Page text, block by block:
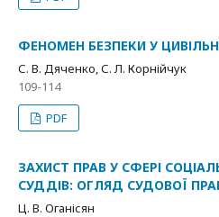
ФЕНОМЕН БЕЗПЕКИ У
С. B. Дяченко, С. Л. Корнійчук
109-114
PDF
ЗАХИСТ ПРАВ У СФЕРІ
СУДДІВ: ОГЛЯД СУДОВОЇ
Ц. В. Оганісян